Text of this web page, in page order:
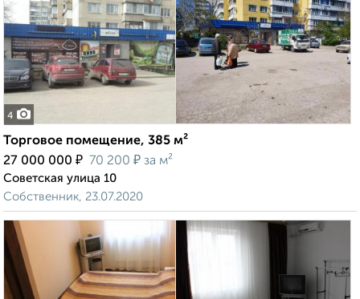
4
Торговое помещение, 385 м²
27 000 000 ₽ 70 200 ₽ за м²
Советская улица 10
Собственник, 23.07.2020